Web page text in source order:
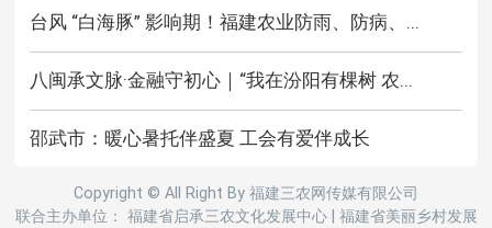
台风 “白海豚” 影响期！福建农业防雨、防病、...
八闽承文脉·金融守初心｜“我在汾阳有棵树 农...
邵武市：暖心暑托伴盛夏 工会有爱伴成长
Copyright © All Right By 福建三农网传媒有限公司
联合主办单位： 福建省启承三农文化发展中心
福建省美丽乡村发展